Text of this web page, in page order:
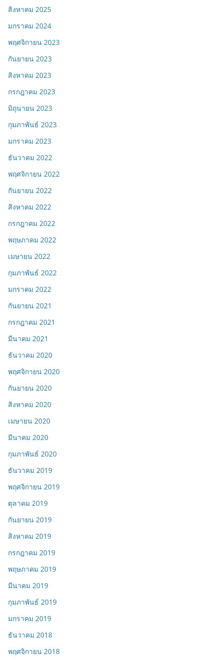
สิงหาคม 2025
มกราคม 2024
พฤศจิกายน 2023
กันยายน 2023
สิงหาคม 2023
กรกฎาคม 2023
มิถุนายน 2023
กุมภาพันธ์ 2023
มกราคม 2023
ธันวาคม 2022
พฤศจิกายน 2022
กันยายน 2022
สิงหาคม 2022
กรกฎาคม 2022
พฤษภาคม 2022
เมษายน 2022
กุมภาพันธ์ 2022
มกราคม 2022
กันยายน 2021
กรกฎาคม 2021
มีนาคม 2021
ธันวาคม 2020
พฤศจิกายน 2020
กันยายน 2020
สิงหาคม 2020
เมษายน 2020
มีนาคม 2020
กุมภาพันธ์ 2020
ธันวาคม 2019
พฤศจิกายน 2019
ตุลาคม 2019
กันยายน 2019
สิงหาคม 2019
กรกฎาคม 2019
พฤษภาคม 2019
มีนาคม 2019
กุมภาพันธ์ 2019
มกราคม 2019
ธันวาคม 2018
พฤศจิกายน 2018